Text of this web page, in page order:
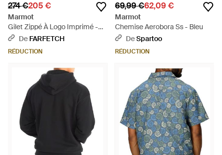
274 €205 €
Marmot
Gilet Zippé À Logo Imprimé -
Jaune
De FARFETCH
RÉDUCTION
69,99 €62,09 €
Marmot
Chemise Aerobora Ss - Bleu
DeSpartoo
RÉDUCTION